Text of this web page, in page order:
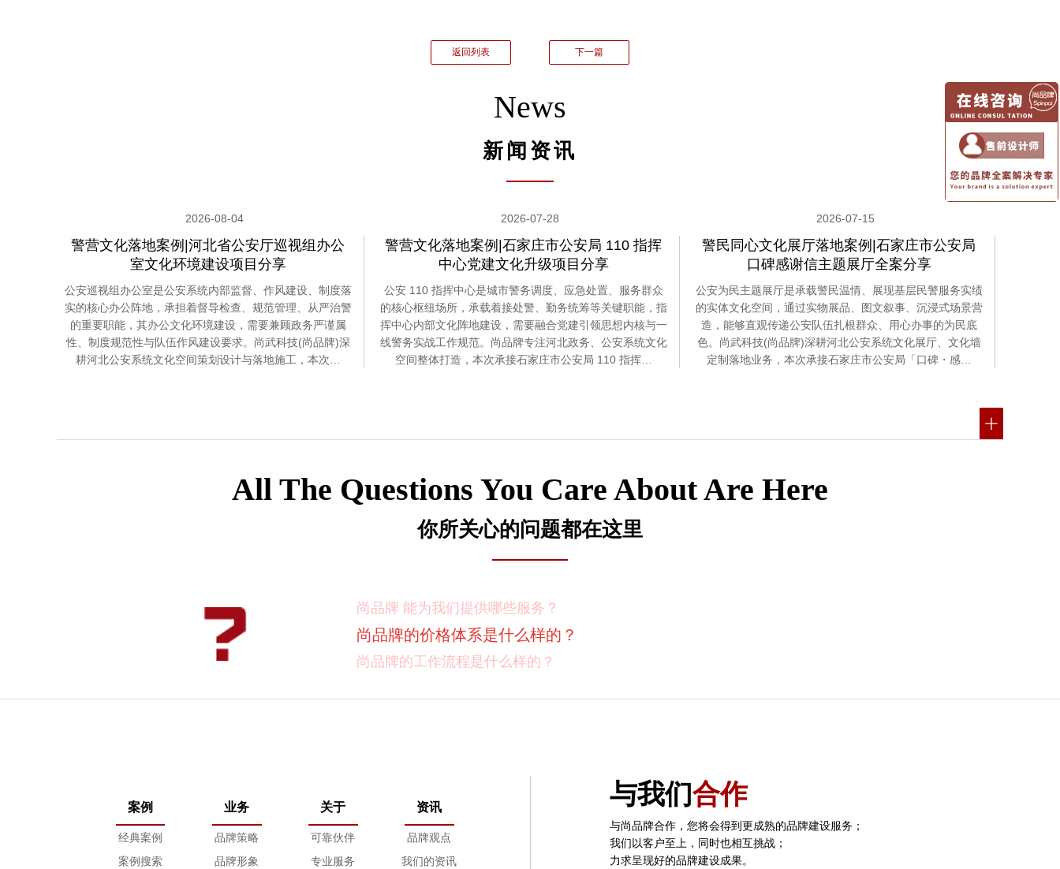
返回列表 下一篇
News
新闻资讯
2026-08-04
警营文化落地案例|河北省公安厅巡视组办公
室文化环境建设项目分享
公安巡视组办公室是公安系统内部监督、作风建设、制度落
实的核心办公阵地，承担着督导检查、规范管理、从严治警
的重要职能，其办公文化环境建设，需要兼顾政务严谨属
性、制度规范性与队伍作风建设要求。尚武科技(尚品牌)深
耕河北公安系统文化空间策划设计与落地施工，本次…
2026-07-28
警营文化落地案例|石家庄市公安局 110 指挥
中心党建文化升级项目分享
公安 110 指挥中心是城市警务调度、应急处置、服务群众
的核心枢纽场所，承载着接处警、勤务统筹等关键职能，指
挥中心内部文化阵地建设，需要融合党建引领思想内核与一
线警务实战工作规范。尚品牌专注河北政务、公安系统文化
空间整体打造，本次承接石家庄市公安局 110 指挥…
2026-07-15
警民同心文化展厅落地案例|石家庄市公安局
口碑感谢信主题展厅全案分享
公安为民主题展厅是承载警民温情、展现基层民警服务实绩
的实体文化空间，通过实物展品、图文叙事、沉浸式场景营
造，能够直观传递公安队伍扎根群众、用心办事的为民底
色。尚武科技(尚品牌)深耕河北公安系统文化展厅、文化墙
定制落地业务，本次承接石家庄市公安局「口碑・感…
All The Questions You Care About Are Here
你所关心的问题都在这里
尚品牌的工作流程是什么样的？
尚品牌的优势有哪些？
尚品牌如何保证作业成果？
项目启动之前您需要给我们提供什么资料？
怎样保证项目进度按时完成？
设计过程中双方怎样进行沟通？
如果在设计的过程中出现问题怎么处理？
案例
经典案例
案例搜索
业务
品牌策略
品牌形象
关于
可靠伙伴
专业服务
资讯
品牌观点
我们的资讯
与我们合作
与尚品牌合作，您将会得到更成熟的品牌建设服务；
我们以客户至上，同时也相互挑战；
力求呈现好的品牌建设成果。